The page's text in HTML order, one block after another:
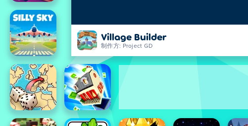
Village Builder
制作方: Project GD